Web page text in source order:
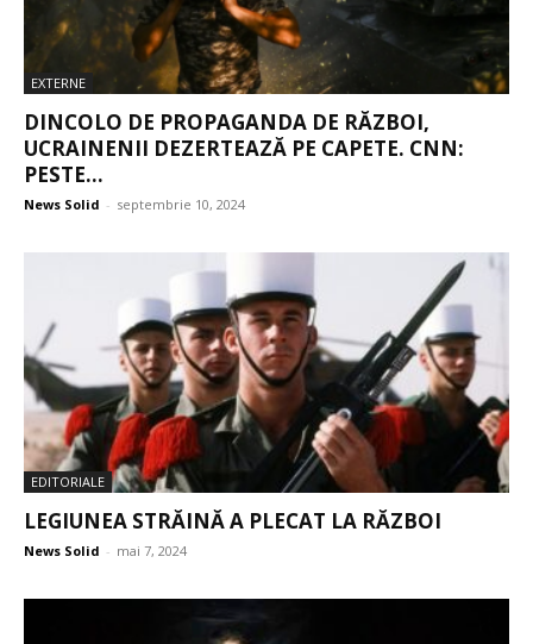
EXTERNE
DINCOLO DE PROPAGANDA DE RĂZBOI,
UCRAINENII DEZERTEAZĂ PE CAPETE. CNN:
PESTE...
News Solid - septembrie 10, 2024
EDITORIALE
LEGIUNEA STRĂINĂ A PLECAT LA RĂZBOI
News Solid - mai 7, 2024